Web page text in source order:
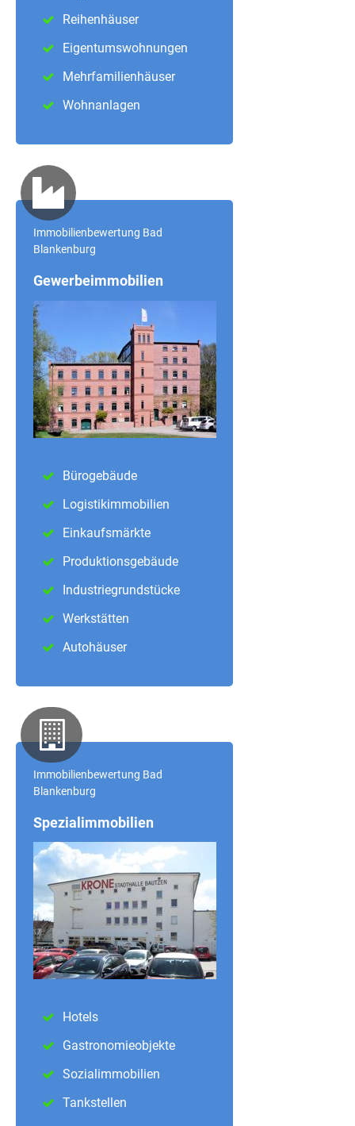
Reihenhäuser
Eigentumswohnungen
Mehrfamilienhäuser
Wohnanlagen
Immobilienbewertung Bad
Blankenburg
Gewerbeimmobilien
Bürogebäude
Logistikimmobilien
Einkaufsmärkte
Produktionsgebäude
Industriegrundstücke
Werkstätten
Autohäuser
Immobilienbewertung Bad
Blankenburg
Spezialimmobilien
Hotels
Gastronomieobjekte
Sozialimmobilien
Tankstellen